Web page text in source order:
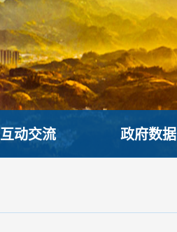
互动交流 政府数据